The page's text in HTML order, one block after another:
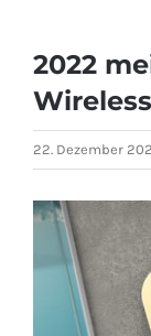
Drahtloses
Power bank
Universal
Date cable
Über
Blogs
Kontaktiere uns
2022
22. Dezember
Größeres
anzeigen